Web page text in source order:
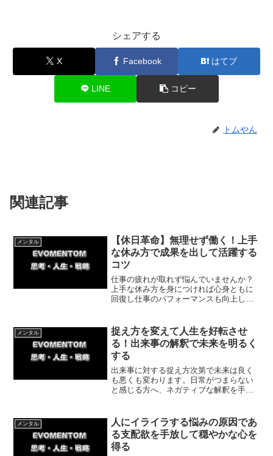
シェアする
X Facebook はてブ
LINE コピー
トムやん
関連記事
メンタル
【休日革命】無理せず働く！上手
な休み方で成果を出して活躍する
コツ
仕事の疲れが取れず悩んでいませんか？
上手な休み方を身につければ心身ともに
回復し仕事のパフォーマンスも向上しま
ための第一歩を踏み出しましょう。
メンタル
捉え方を変えて人生を好転させ
る！出来事の解釈で未来を明るく
する
出来事に対する捉え方次第で未来は良く
も悪くも変わります。日常がつまらない
と感じる方へ、ネガティブな解釈を手放
変えて心の余裕を取り戻し、明るい未来
を切り開きましょう。
メンタル
人にイライラする悩みの原因であ
る支配欲を手放して穏やかな心を
得る